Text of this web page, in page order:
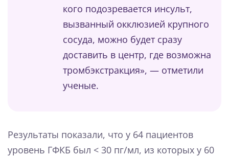
кого подозревается инсульт,
вызванный окклюзией крупного
сосуда, можно будет сразу
доставить в центр, где возможна
тромбэкстракция», — отметили
ученые.
Результаты показали, что у 64 пациентов
уровень ГФКБ был < 30 пг/мл, из которых у 60